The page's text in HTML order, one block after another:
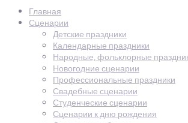
Главная
Сценарии
Детские праздники
Календарные праздники
Народные, фольклорные
Новогодние сценарии
Профессиональные праздники
Свадебные сценарии
Студенческие сценарии
Сценарии к дню рождения